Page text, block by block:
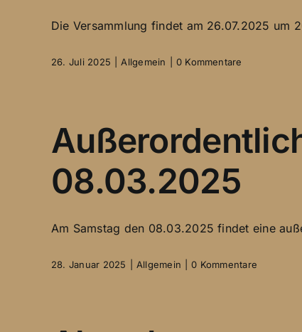
Die Versammlung findet am 26.07.2025 um
26. Juli 2025 Allgemein 0 Kommentare
08.03.2025
Am Samstag den 08.03.2025 findet eine
28. Januar 2025 Allgemein 0 Kommentare